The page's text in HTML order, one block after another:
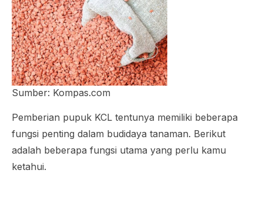
Sumber: Kompas.com
Pemberian pupuk KCL tentunya memiliki beberapa
fungsi penting dalam budidaya tanaman. Berikut
adalah beberapa fungsi utama yang perlu kamu
ketahui.